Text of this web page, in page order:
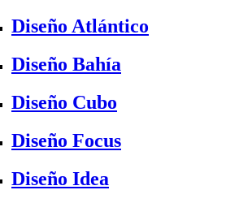
Diseño Atlántico
Diseño Bahía
Diseño Cubo
Diseño Focus
Diseño Idea